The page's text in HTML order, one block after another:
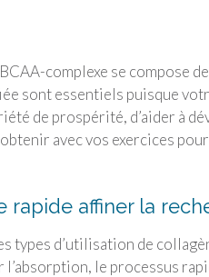
complexe se compose
sont essentiels puisque
de prospérité, d’aider à
avec vos exercices
affiner la
types d’utilisation de
l’absorption, le processus